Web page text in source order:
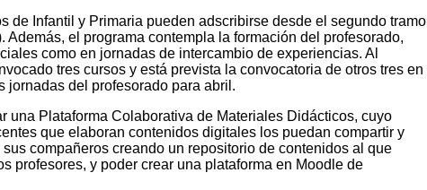
de Infantil y Primaria pueden adscribirse desde el segundo tramo
Además, el programa contempla la formación del profesorado,
como en jornadas de intercambio de experiencias. Al
tres cursos y está prevista la convocatoria de otros tres en
jornadas del profesorado para abril.
una Plataforma Colaborativa de Materiales Didácticos, cuyo
que elaboran contenidos digitales los puedan compartir y
compañeros creando un repositorio de contenidos al que
profesores, y poder crear una plataforma en Moodle de